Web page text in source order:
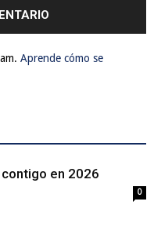
Aprende cómo se
contigo en 2026
0